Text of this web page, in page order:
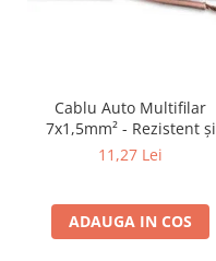
Cablu Auto Multifilar
7x1,5mm² - Rezistent și
Flexibil pentru Remorci 12V-
11,27 Lei
ADAUGA IN COS